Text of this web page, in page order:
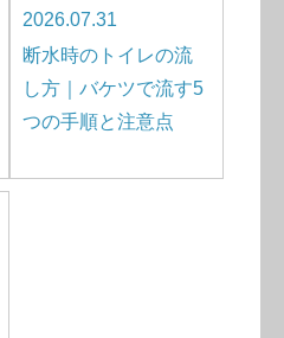
2026.07.31
断水時のトイレの流
し方｜バケツで流す5
つの手順と注意点